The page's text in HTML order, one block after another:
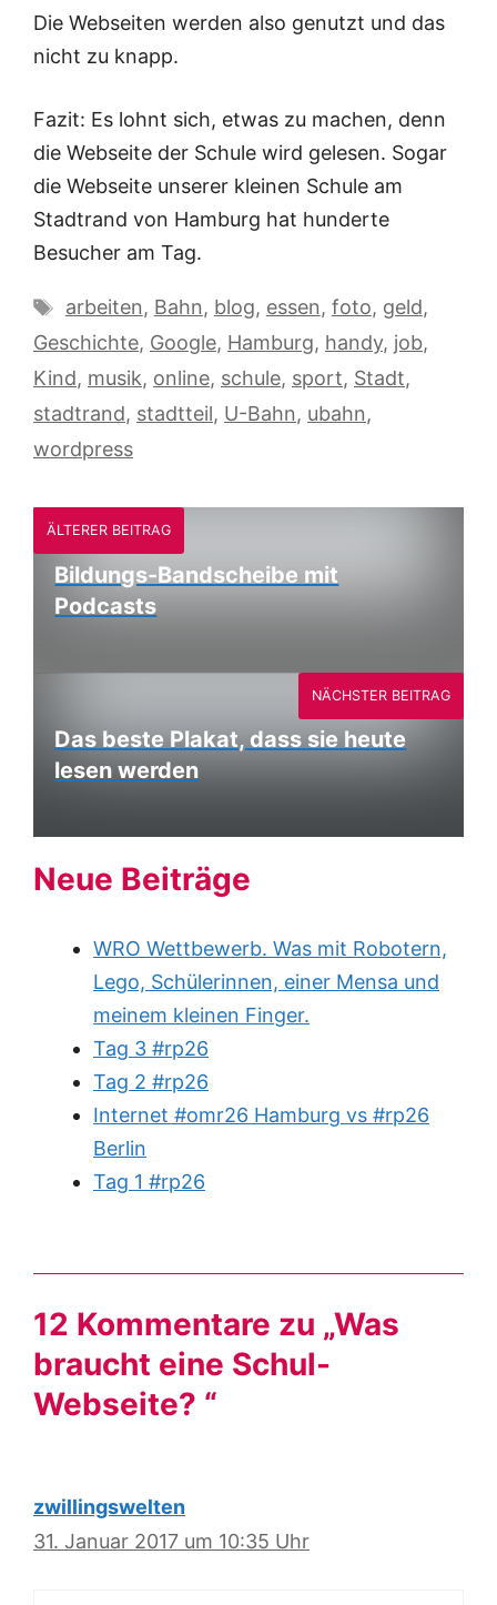
Die Webseiten werden also genutzt und das
nicht zu knapp.
Fazit: Es lohnt sich, etwas zu machen, denn
die Webseite der Schule wird gelesen. Sogar
die Webseite unserer kleinen Schule am
Stadtrand von Hamburg hat hunderte
Besucher am Tag.
Schlagwörter
arbeiten, Bahn, blog, essen, foto, geld,
Geschichte, Google, Hamburg, handy, job,
Kind, musik, online, schule, sport, Stadt,
stadtrand, stadtteil, U-Bahn, ubahn,
wordpress
ÄLTERER BEITRAG
Bildungs-Bandscheibe mit
Podcasts
Das beste Plakat, dass sie heute
lesen werden
NÄCHSTER BEITRAG
Neue Beiträge
WRO Wettbewerb. Was mit Robotern,
Lego, Schülerinnen, einer Mensa und
meinem kleinen Finger.
Tag 3 #rp26
Tag 2 #rp26
Internet #omr26 Hamburg vs #rp26
Berlin
Tag 1 #rp26
12 Kommentare zu „Was
braucht eine Schul-
Webseite? “
zwillingswelten
31. Januar 2017 um 10:35 Uhr